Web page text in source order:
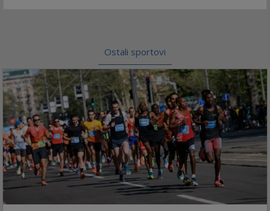
Ostali sportovi